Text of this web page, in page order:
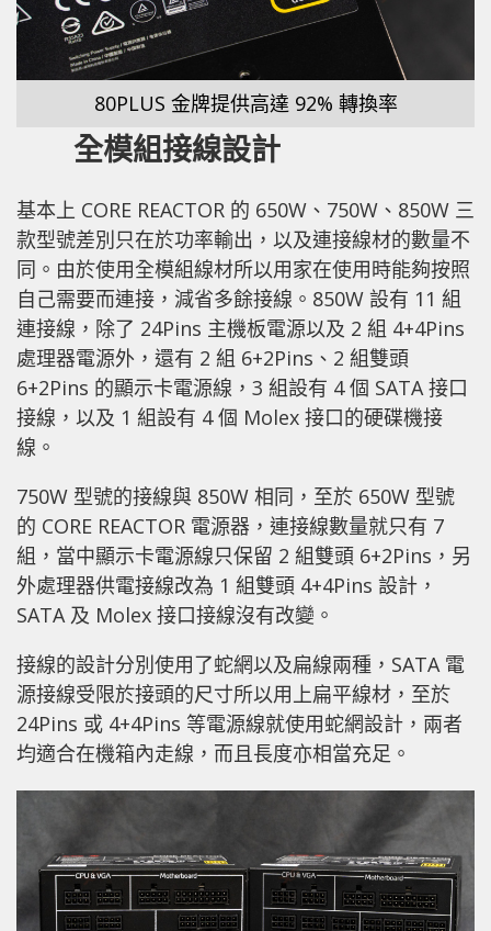
80PLUS 金牌提供高達 92% 轉換率
全模組接線設計
基本上 CORE REACTOR 的 650W、750W、850W 三
款型號差別只在於功率輸出，以及連接線材的數量不
同。由於使用全模組線材所以用家在使用時能夠按照
自己需要而連接，減省多餘接線。850W 設有 11 組
連接線，除了 24Pins 主機板電源以及 2 組 4+4Pins
處理器電源外，還有 2 組 6+2Pins、2 組雙頭
6+2Pins 的顯示卡電源線，3 組設有 4 個 SATA 接口
接線，以及 1 組設有 4 個 Molex 接口的硬碟機接
線。
750W 型號的接線與 850W 相同，至於 650W 型號
的 CORE REACTOR 電源器，連接線數量就只有 7
組，當中顯示卡電源線只保留 2 組雙頭 6+2Pins，另
外處理器供電接線改為 1 組雙頭 4+4Pins 設計，
SATA 及 Molex 接口接線沒有改變。
接線的設計分別使用了蛇網以及扁線兩種，SATA 電
源接線受限於接頭的尺寸所以用上扁平線材，至於
24Pins 或 4+4Pins 等電源線就使用蛇網設計，兩者
均適合在機箱內走線，而且長度亦相當充足。